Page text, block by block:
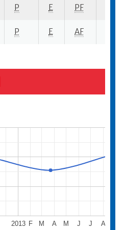
P E PF
P E AF
2013 F M A M J J A